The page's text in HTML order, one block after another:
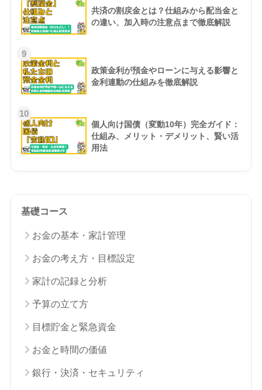
共済の割戻金とは？仕組みから配当金と
の違い、加入時の注意点まで徹底解説
9
政策金利が預金やローンに与える影響と
金利連動の仕組みを徹底解説
10
個人向け国債（変動10年）完全ガイド：
仕組み、メリット・デメリット、賢い活
用法
基礎コース
お金の基本・家計管理
お金の考え方・目標設定
家計の記録と分析
予算の立て方
目標貯金と緊急資金
お金と時間の価値
銀行・決済・セキュリティ